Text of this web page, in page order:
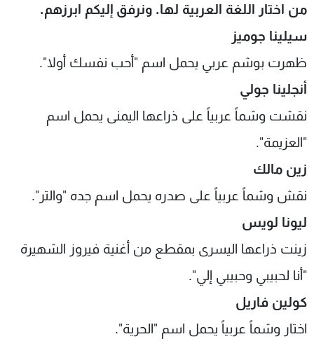
من اختار اللغة العربية لها. ونرفق إليكم ابرزهم.
سيلينا جوميز
ظهرت بوشم عربي يحمل اسم "أحب نفسك أولا".
أنجلينا جولي
نقشت وشماً عربياً على ذراعها اليمنى يحمل اسم
"العزيمة".
زين مالك
نقش وشماً عربياً على صدره يحمل اسم جده "والتر".
ليونا لويس
زينت ذراعها اليسرى بمقطع من أغنية فيروز الشهيرة
"أنا لحبيبي وحبيبي إلي".
كولين فاريل
اختار وشماً عربياً يحمل اسم "الحرية".